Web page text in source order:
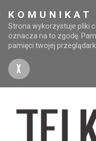
KOMUNIKAT
Strona wykorzystuje pliki
oznacza na to zgodę.
pamięci twojej
X